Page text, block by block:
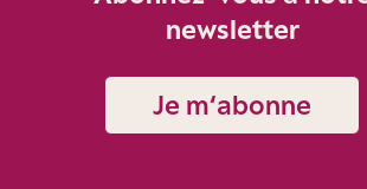
newsletter
Je m‘abonne